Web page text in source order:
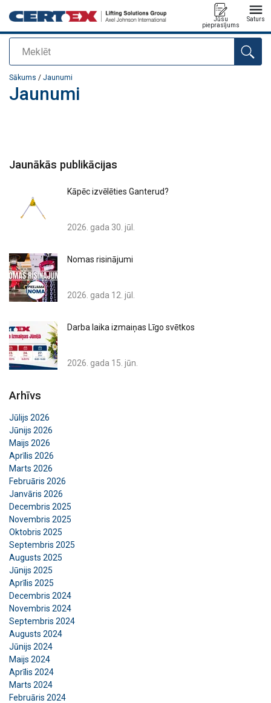
Meklēt
Jūsu
pieprasījums
Saturs
Pievienots jūsu pasūtījumam
Sākums / Jaunumi
Jaunumi
Jaunākās publikācijas
Kāpēc izvēlēties Ganterud?
2026. gada 30. jūl.
Nomas risinājumi
2026. gada 12. jūl.
Darba laika izmaiņas Līgo svētkos
2026. gada 15. jūn.
Arhīvs
Jūlijs 2026
Jūnijs 2026
Maijs 2026
Aprīlis 2026
Marts 2026
Februāris 2026
Janvāris 2026
Decembris 2025
Novembris 2025
Oktobris 2025
Septembris 2025
Augusts 2025
Jūnijs 2025
Aprīlis 2025
Decembris 2024
Novembris 2024
Septembris 2024
Augusts 2024
Jūnijs 2024
Maijs 2024
Aprīlis 2024
Marts 2024
Februāris 2024